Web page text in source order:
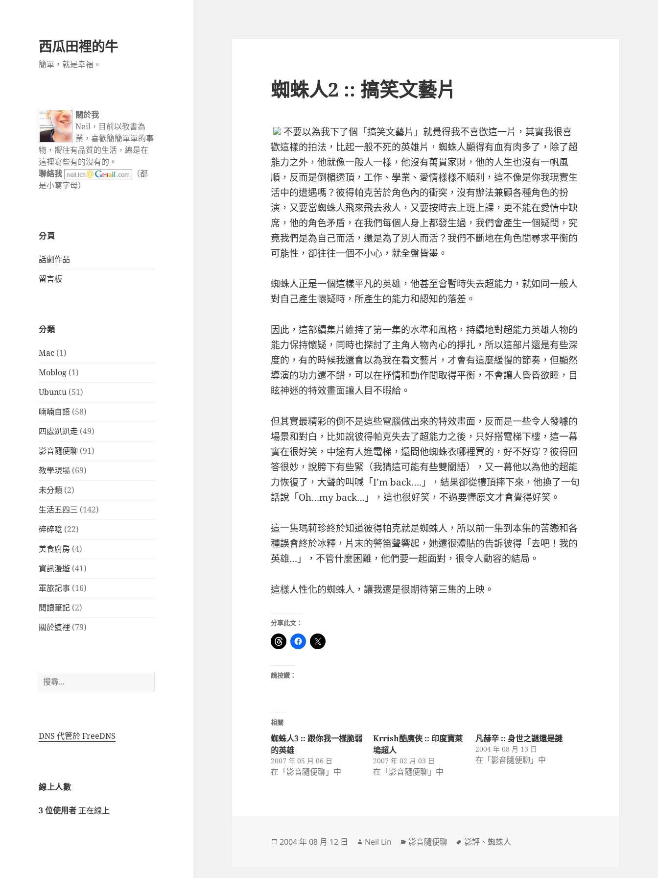
西瓜田裡的牛
簡單，就是幸福。
關於我
Neil，目前以教書為
業，喜歡簡簡單單的事
物，嚮往有品質的生活，總是在
這裡寫些有的沒有的。
聯絡我
（都
是小寫字母）
分頁
話劇作品
留言板
分類
Mac (1)
Moblog (1)
Ubuntu (51)
喃喃自語 (58)
四處趴趴走 (49)
影音隨便聊 (91)
教學現場 (69)
未分類 (2)
生活五四三 (142)
碎碎唸 (22)
美食廚房 (4)
資訊漫遊 (41)
軍旅記事 (16)
閱讀筆記 (2)
關於這裡 (79)
搜
尋
DNS 代管於 FreeDNS
線上人數
3 位使用者 正在線上
蜘蛛人2 :: 搞笑文藝片
不要以為我下了個「搞笑文藝片」就覺得我不喜歡這一片，其實我很喜
歡這樣的拍法，比起一般不死的英雄片，蜘蛛人顯得有血有肉多了，除了超
能力之外，他就像一般人一樣，他沒有萬貫家財，他的人生也沒有一帆風
順，反而是倒楣透頂，工作、學業、愛情樣樣不順利，這不像是你我現實生
活中的遭遇嗎？彼得帕克苦於角色內的衝突，沒有辦法兼顧各種角色的扮
演，又要當蜘蛛人飛來飛去救人，又要按時去上班上課，更不能在愛情中缺
席，他的角色矛盾，在我們每個人身上都發生過，我們會產生一個疑問，究
竟我們是為自己而活，還是為了別人而活？我們不斷地在角色間尋求平衡的
可能性，卻往往一個不小心，就全盤皆墨。
蜘蛛人正是一個這樣平凡的英雄，他甚至會暫時失去超能力，就如同一般人
對自己產生懷疑時，所產生的能力和認知的落差。
因此，這部續集片維持了第一集的水準和風格，持續地對超能力英雄人物的
能力保持懷疑，同時也探討了主角人物內心的掙扎，所以這部片還是有些深
度的，有的時候我還會以為我在看文藝片，才會有這麼緩慢的節奏，但顯然
導演的功力還不錯，可以在抒情和動作間取得平衡，不會讓人昏昏欲睡，目
眩神迷的特效畫面讓人目不暇給。
但其實最精彩的倒不是這些電腦做出來的特效畫面，反而是一些令人發噱的
場景和對白，比如說彼得帕克失去了超能力之後，只好搭電梯下樓，這一幕
實在很好笑，中途有人進電梯，還問他蜘蛛衣哪裡買的，好不好穿？彼得回
答很妙，說胯下有些緊（我猜這可能有些雙關語），又一幕他以為他的超能
力恢復了，大聲的叫喊「I’m back….」，結果卻從樓頂摔下來，他換了一句
話說「Oh…my back…」，這也很好笑，不過要懂原文才會覺得好笑。
這一集瑪莉珍終於知道彼得帕克就是蜘蛛人，所以前一集到本集的苦戀和各
種誤會終於冰釋，片末的警笛聲響起，她還很體貼的告訴彼得「去吧！我的
英雄…」，不管什麼困難，他們要一起面對，很令人動容的結局。
這樣人性化的蜘蛛人，讓我還是很期待第三集的上映。
分享此文：
請按讚：
相關
蜘蛛人3 :: 跟你我一樣脆弱
的英雄
2007 年 05 月 06 日
在「影音隨便聊」中
Krrish酷魔俠 :: 印度寶萊
塢超人
2007 年 02 月 03 日
在「影音隨便聊」中
凡赫辛 :: 身世之謎還是謎
2004 年 08 月 13 日
在「影音隨便聊」中
發
2004 年 08 月 12 日
作
Neil Lin
分
影音隨便聊
標
影評 、蜘蛛人